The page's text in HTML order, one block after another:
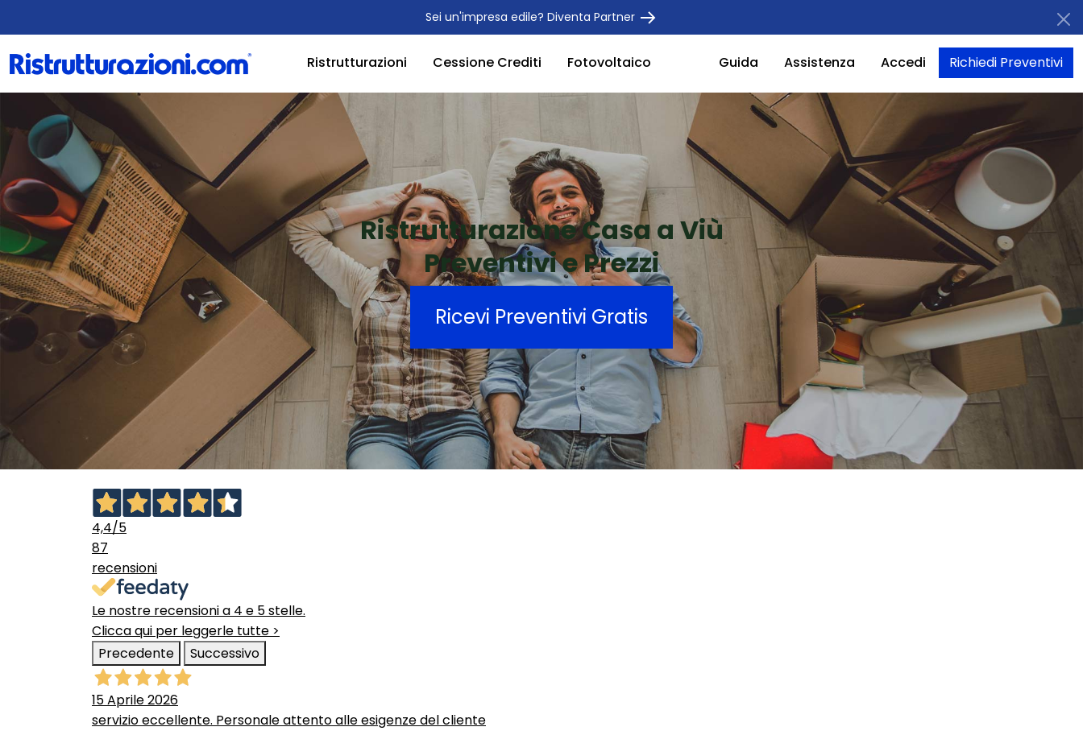
Sei un'impresa edile? Diventa Partner
Ristrutturazioni Cessione Crediti Fotovoltaico Guida Assistenza Accedi Richiedi Preventivi
Ristrutturazione Casa a Viù
Preventivi e Prezzi
Ricevi Preventivi Gratis
4,4/5
87
recensioni
Le nostre recensioni a 4 e 5 stelle.
Clicca qui per leggerle tutte >
Precedente
Successivo
15 Aprile 2026
servizio eccellente. Personale attento alle esigenze del cliente